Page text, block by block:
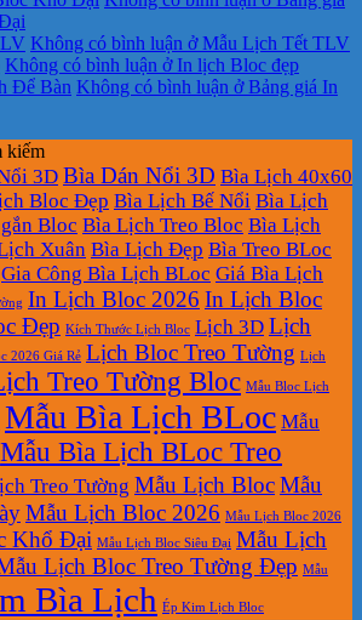
Không có bình luận ở Mẫu Lịch Tết TLV
Không có bình luận ở In lịch Bloc đẹp
Để Bàn Không có bình luận ở Bảng giá In
kiếm
3D Bìa Dán Nổi 3D Bìa Lịch 40x60
Bloc Đẹp Bìa Lịch Bế Nổi Bìa Lịch
Bloc Bìa Lịch Treo Bloc Bìa Lịch
Xuân Bìa Lịch Đẹp Bìa Treo BLoc
Gia Công Bìa Lịch BLoc Giá Bìa Lịch
In Lịch Bloc 2026 In Lịch Bloc
Đẹp Kích Thước Lịch Bloc Lịch 3D Lịch
2026 Giá Rẻ Lịch Bloc Treo Tường Lịch
Treo Tường Bloc Mẫu Bloc Lịch
Mẫu Bìa Lịch BLoc Mẫu
Mẫu Bìa Lịch BLoc Treo
Treo Tường Mẫu Lịch BlocMẫu
Mẫu Lịch Bloc 2026 Mẫu Lịch Bloc 2026
Khổ Đại Mẫu Lịch Bloc Siêu Đại Mẫu Lịch
Lịch Bloc Treo Tường Đẹp Mẫu
Bìa Lịch Ép Kim Lịch Bloc